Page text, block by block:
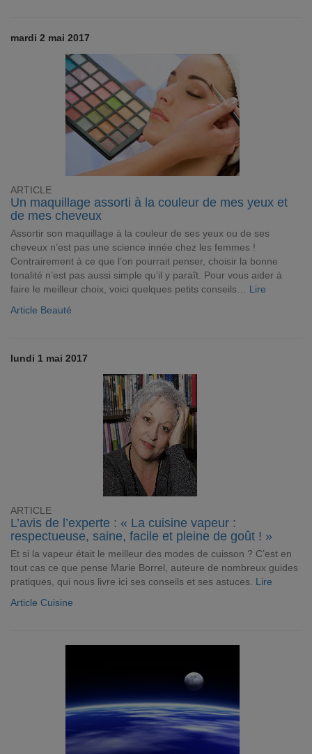
mardi 2 mai 2017
ARTICLE
Un maquillage assorti à la couleur de mes yeux et
de mes cheveux
Assortir son maquillage à la couleur de ses yeux ou de ses
cheveux n’est pas une science innée chez les femmes !
Contrairement à ce que l’on pourrait penser, choisir la bonne
tonalité n’est pas aussi simple qu’il y paraît. Pour vous aider à
faire le meilleur choix, voici quelques petits conseils… Lire
Article Beauté
lundi 1 mai 2017
ARTICLE
L’avis de l’experte : « La cuisine vapeur :
respectueuse, saine, facile et pleine de goût ! »
Et si la vapeur était le meilleur des modes de cuisson ? C’est en
tout cas ce que pense Marie Borrel, auteure de nombreux guides
pratiques, qui nous livre ici ses conseils et ses astuces. Lire
Article Cuisine